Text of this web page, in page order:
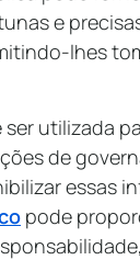
e
lhes
utilizada
de
essas
pode